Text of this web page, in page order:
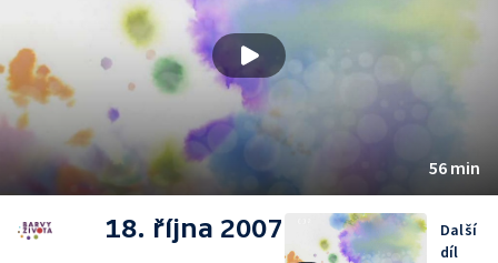
56 min
18. října 2007
Další
díl